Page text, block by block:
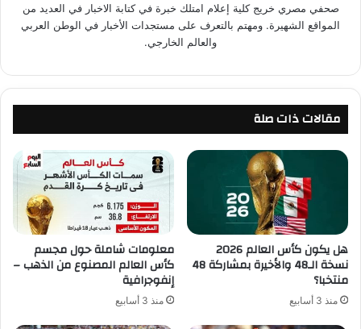
صحفي مصري خريج كلية إعلام امتلك خبرة في كتابة الاخبار في العديد من
المواقع الشهيرة. ومهتم بالتعرف على مستجدات الأخبار في الوطن العربي
والعالم الخارجي.
مقالات ذات صلة
هل يكون كأس العالم 2026
نسخة الـ48 والأخيرة بمشاركة 48
منتخبا؟
منذ 3 أسابيع
معلومات شاملة حول مجسم
كأس العالم المصنوع من الذهب –
إنفوجرافية
منذ 3 أسابيع